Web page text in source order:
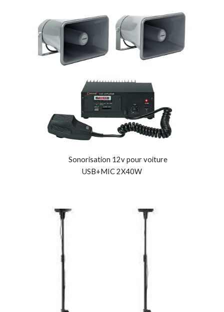
Sonorisation 12v pour voiture
USB+MIC 2X40W